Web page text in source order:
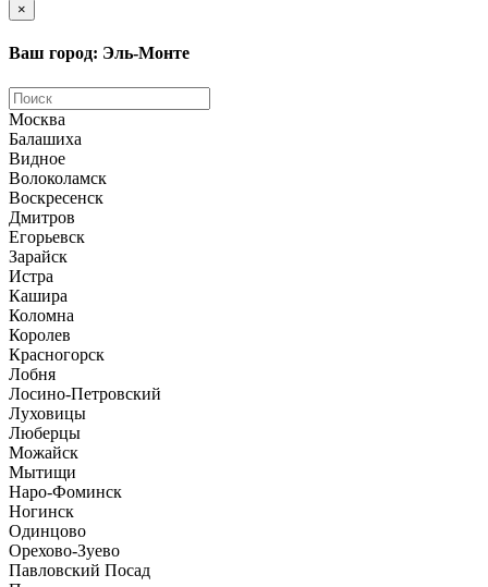
×
Ваш город: Эль-Монте
Москва
Балашиха
Видное
Волоколамск
Воскресенск
Дмитров
Егорьевск
Зарайск
Истра
Кашира
Коломна
Королев
Красногорск
Лобня
Лосино-Петровский
Луховицы
Люберцы
Можайск
Мытищи
Наро-Фоминск
Ногинск
Одинцово
Орехово-Зуево
Павловский Посад